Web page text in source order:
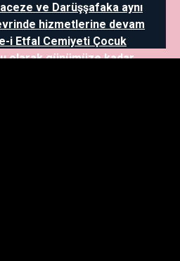
ve Darüşşafaka aynı
hizmetlerine devam
i Etfal Cemiyeti Çocuk
olarak günümüze kadar